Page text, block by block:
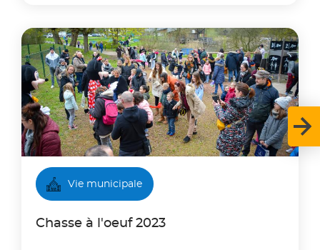
Vie municipale
Chasse à l'oeuf 2023